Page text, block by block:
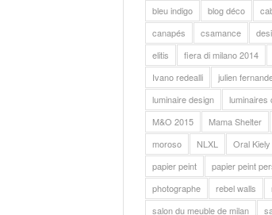
bleu indigo blog déco
canapés
csamance
elitis
fiera di milano 2014
Ivano redealli
julien
luminaire design
luminaires
M&O 2015
Mama Shelter
moroso
NLXL Oral Kiely
papier peint
papier peint
photographe
rebel walls
salon du meuble de milan